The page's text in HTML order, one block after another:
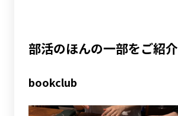
部活のほんの一部をご紹介
bookclub